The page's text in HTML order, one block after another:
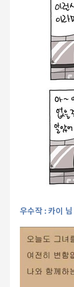
우수작 : 카이 님